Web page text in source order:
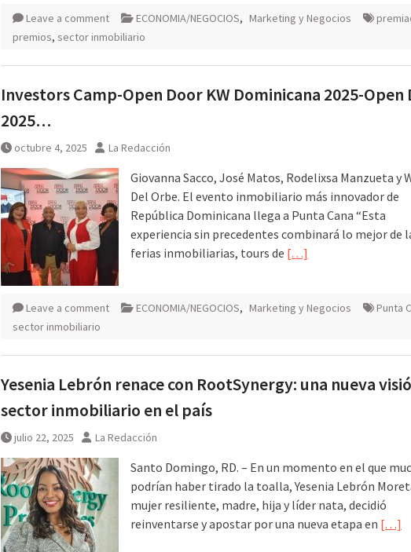
Leave a comment ECONOMIA/NEGOCIOS, Marketing y Negocios
premios, sector inmobiliario
Investors Camp-Open Door KW Dominicana 2025-Open
2025…
octubre 4, 2025 La Redacción
Giovanna Sacco, José Matos, Rodelixsa Manzueta y
Del Orbe. El evento inmobiliario más innovador de
República Dominicana llega a Punta Cana “Esta
experiencia sin precedentes combinará lo mejor de
ferias inmobiliarias, tours de […]
Leave a comment ECONOMIA/NEGOCIOS, Marketing y Negocios Punta
sector inmobiliario
Yesenia Lebrón renace con RootSynergy: una nueva
sector inmobiliario en el país
julio 22, 2025 La Redacción
Santo Domingo, RD. – En un momento en el que
podrían haber tirado la toalla, Yesenia Lebrón
mujer resiliente, madre, hija y líder nata, decidió
reinventarse y apostar por una nueva etapa en […]